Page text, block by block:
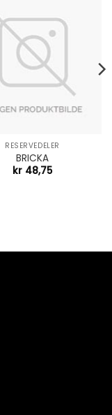
RESERVEDELER
BRICKA
kr 48,75